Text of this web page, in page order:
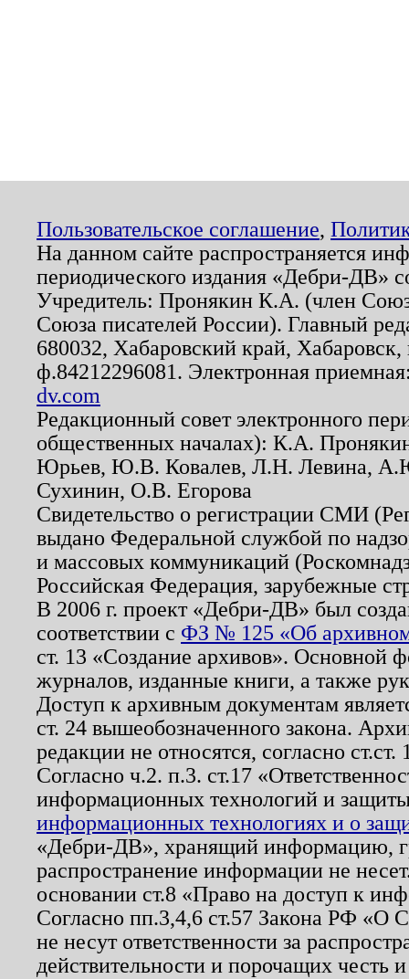
Пользовательское соглашение,
На данном сайте распространяется
периодического издания «Дебри-ДВ»
Учредитель: Пронякин К.А. (член
Союза писателей России). Главный
680032, Хабаровский край,
ф.84212296081. Электронная
dv.com
Редакционный совет электронного
общественных началах): К.А.
Юрьев, Ю.В. Ковалев, Л.Н. Левина,
Сухинин, О.В. Егорова
Свидетельство о регистрации СМИ
выдано Федеральной службой по
и массовых коммуникаций
Российская Федерация, зарубежные
В 2006 г. проект «Дебри-ДВ» был
соответствии с ФЗ № 125 «Об
ст. 13 «Создание архивов». Основной
журналов, изданные книги, а также
Доступ к архивным документам
ст. 24 вышеобозначенного закона.
редакции не относятся, согласно
Согласно ч.2. п.3. ст.17
информационных технологий и
информационных технологиях и о
«Дебри-ДВ», хранящий информацию,
распространение информации не
основании ст.8 «Право на доступ к
Согласно пп.3,4,6 ст.57 Закона РФ «О
не несут ответственности за
действительности и порочащих честь